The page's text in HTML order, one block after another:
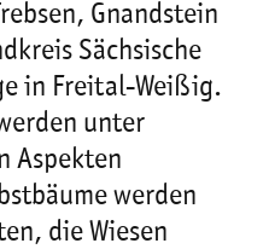
Gnandstein
Sächsische
in Freital-Weißig.
unter
Aspekten
werden
die Wiesen